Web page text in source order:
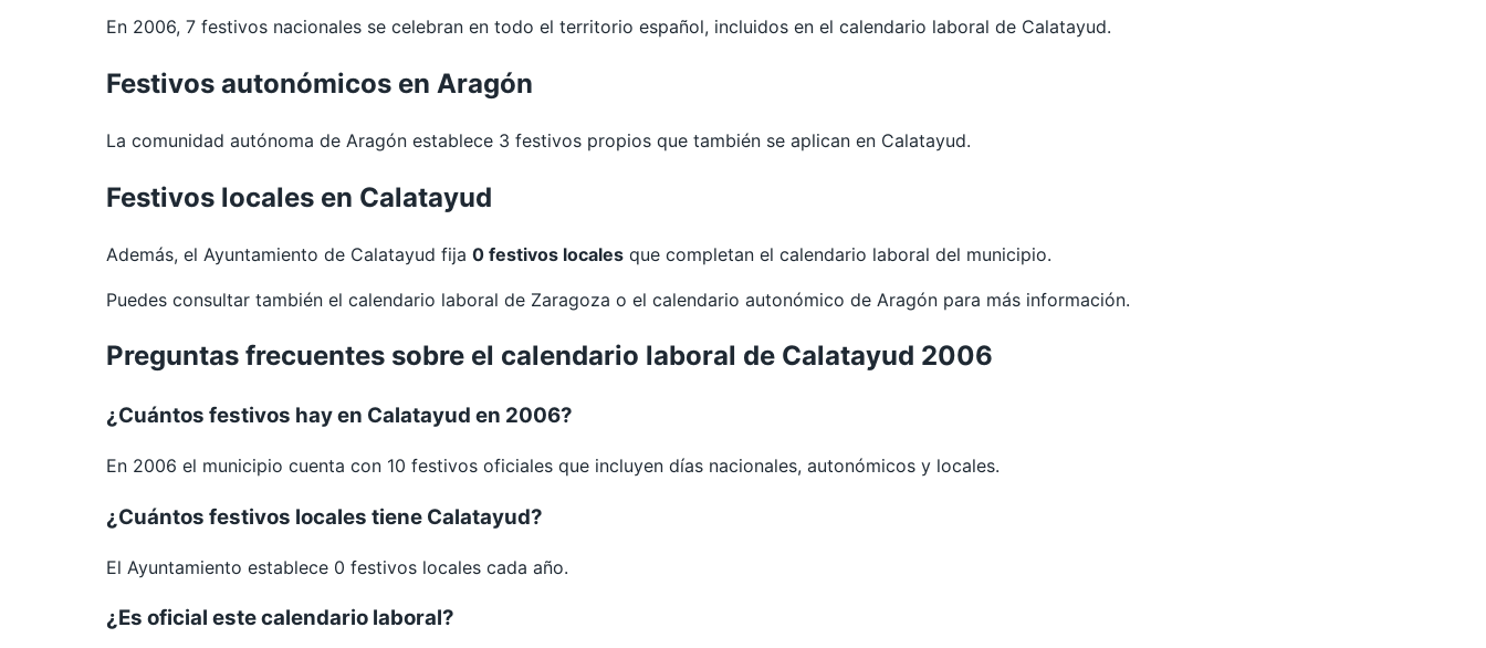
En 2006, 7 festivos nacionales se celebran en todo el territorio español, incluidos en el calendario laboral de Calatayud.
Festivos autonómicos en Aragón
La comunidad autónoma de Aragón establece 3 festivos propios que también se aplican en Calatayud.
Festivos locales en Calatayud
Además, el Ayuntamiento de Calatayud fija 0 festivos locales que completan el calendario laboral del municipio.
Puedes consultar también el calendario laboral de Zaragoza o el calendario autonómico de Aragón para más información.
Preguntas frecuentes sobre el calendario laboral de Calatayud 2006
¿Cuántos festivos hay en Calatayud en 2006?
En 2006 el municipio cuenta con 10 festivos oficiales que incluyen días nacionales, autonómicos y locales.
¿Cuántos festivos locales tiene Calatayud?
El Ayuntamiento establece 0 festivos locales cada año.
¿Es oficial este calendario laboral?